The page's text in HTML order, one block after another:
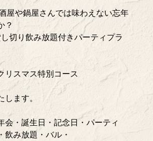
屋や鍋屋さんでは味わえない忘年
？
切り飲み放題付きパーティプラ
リスマス特別コース
ます。
会・誕生日・記念日・パーティ
飲み放題・バル・